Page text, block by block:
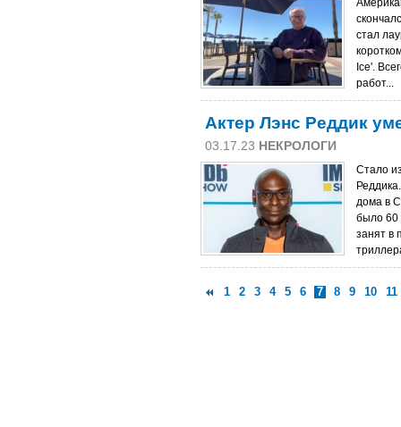
стал
Ice'.
работ...
Актер Лэнс Реддик
03.17.23 НЕКРОЛОГИ
Стало
дома в
было 60
занят в
1 2 3 4 5 6 7 8 9 10 11